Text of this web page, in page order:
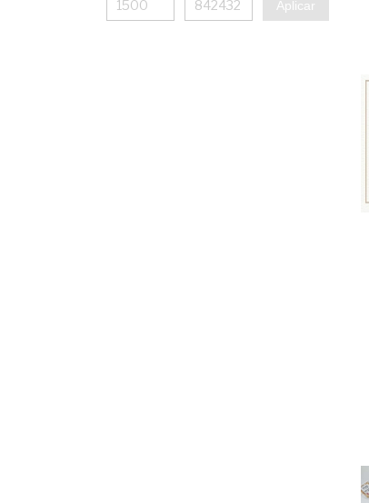
Aplicar